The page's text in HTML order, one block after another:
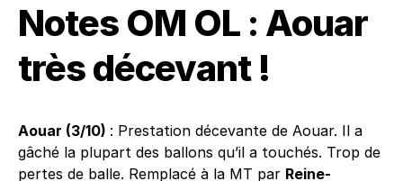
Notes OM OL : Aouar
très décevant !
Aouar (3/10) : Prestation décevante de Aouar. Il a
gâché la plupart des ballons qu’il a touchés. Trop de
pertes de balle. Remplacé à la MT par Reine-